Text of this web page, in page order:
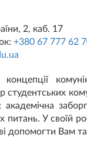
2, каб. 17
+380 67 777 62
концепції
студентських
академічна
питань. У своїй
допомогти Вам